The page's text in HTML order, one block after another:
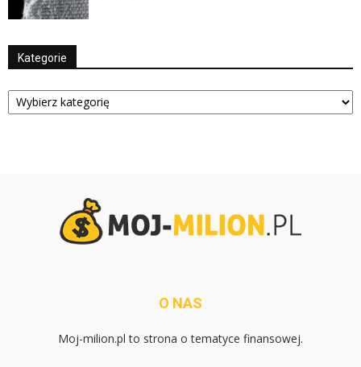
Kategorie
Kategorie
O NAS
Moj-milion.pl to strona o tematyce finansowej.